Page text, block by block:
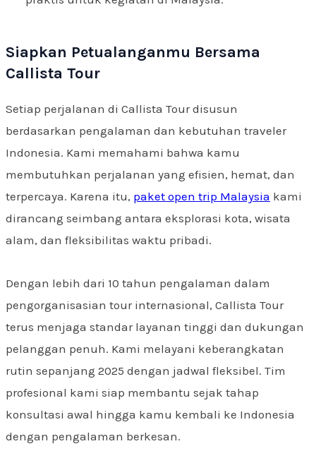
Siapkan Petualanganmu Bersama
Callista Tour
Setiap perjalanan di Callista Tour disusun
berdasarkan pengalaman dan kebutuhan traveler
Indonesia. Kami memahami bahwa kamu
membutuhkan perjalanan yang efisien, hemat, dan
terpercaya. Karena itu, paket open trip Malaysia kami
dirancang seimbang antara eksplorasi kota, wisata
alam, dan fleksibilitas waktu pribadi.
Dengan lebih dari 10 tahun pengalaman dalam
pengorganisasian tour internasional, Callista Tour
terus menjaga standar layanan tinggi dan dukungan
pelanggan penuh. Kami melayani keberangkatan
rutin sepanjang 2025 dengan jadwal fleksibel. Tim
profesional kami siap membantu sejak tahap
konsultasi awal hingga kamu kembali ke Indonesia
dengan pengalaman berkesan.